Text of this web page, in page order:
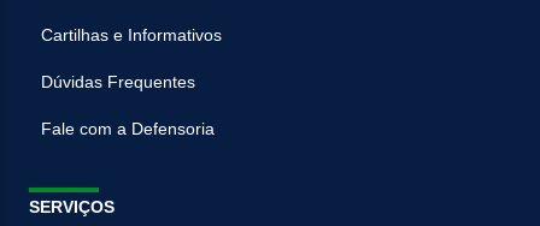
Cartilhas e Informativos
Dúvidas Frequentes
Fale com a Defensoria
SERVIÇOS